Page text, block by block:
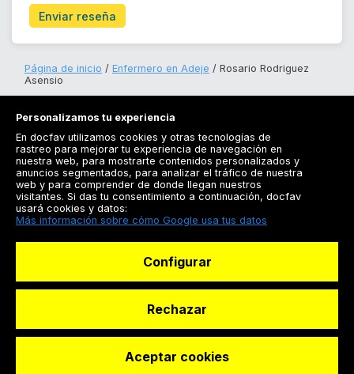
Enviar reseña
Página de inicio Enfermero en Adeje
Rosario Rodriguez
Asensio
Registrarse
Docfav
© Dashboard Technologies S.L
Personalizamos tu experiencia
En docfav utilizamos cookies y otras tecnologías de
rastreo para mejorar tu experiencia de navegación en
nuestra web, para mostrarte contenidos personalizados y
anuncios segmentados, para analizar el tráfico de nuestra
web y para comprender de donde llegan nuestros
visitantes. Si das tu consentimiento a continuación, docfav
usará cookies y datos:
Más información sobre cómo Google usa tus datos
Configurar
Rechazar
Aceptar cookies